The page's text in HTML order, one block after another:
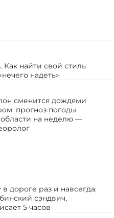
найти свой стиль
надеть»
сменится дождями
прогноз погоды
на неделю —
дороге раз и навсегда:
сэндвич,
5 часов